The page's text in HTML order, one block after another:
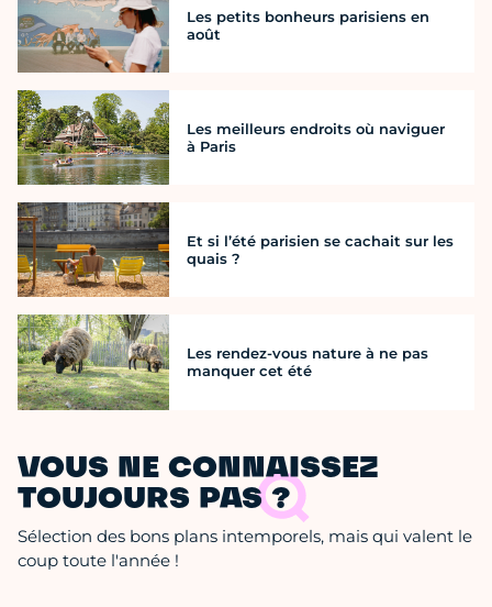
Les petits bonheurs parisiens en
août
Les meilleurs endroits où naviguer
à Paris
Et si l’été parisien se cachait sur les
quais ?
Les rendez-vous nature à ne pas
manquer cet été
VOUS NE CONNAISSEZ
TOUJOURS PAS ?
Sélection des bons plans intemporels, mais qui valent le
coup toute l'année !